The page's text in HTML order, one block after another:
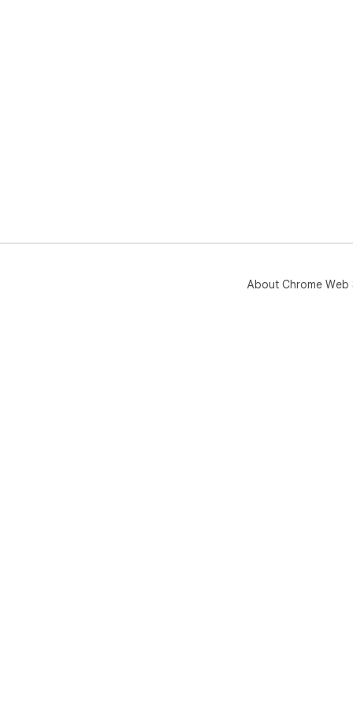
About Chrome Web